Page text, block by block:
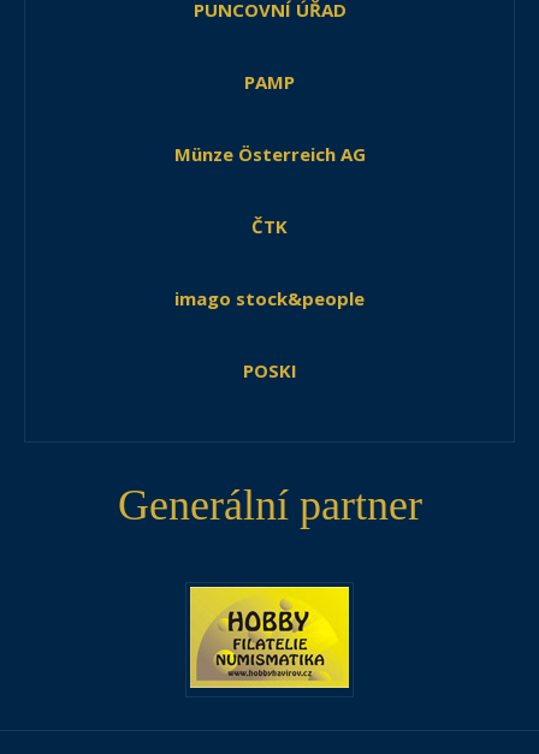
PUNCOVNÍ ÚŘAD
PAMP
Münze Österreich AG
ČTK
imago stock&people
POSKI
Generální partner